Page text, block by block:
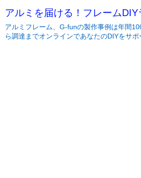
アルミを届ける！フレームDIY
アルミフレーム、G-funの製作事例は年間
ら調達までオンラインであなたのDIYをサポ